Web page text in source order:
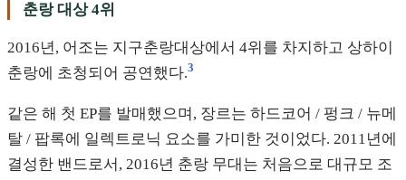
춘랑 대상 4위
2016년, 어조는 지구춘랑대상에서 4위를 차지하고 상하이
춘랑에 초청되어 공연했다.3
같은 해 첫 EP를 발매했으며, 장르는 하드코어 / 펑크 / 뉴메
탈 / 팝록에 일렉트로닉 요소를 가미한 것이었다. 2011년에
결성한 밴드로서, 2016년 춘랑 무대는 처음으로 대규모 조